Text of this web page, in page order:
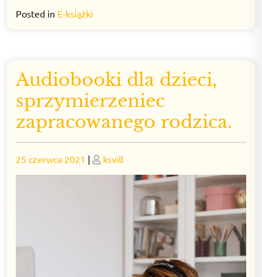
Posted in E-książki
Audiobooki dla dzieci,
sprzymierzeniec
zapracowanego rodzica.
Posted
on
25 czerwca 2021 | Posted
on
ksvill